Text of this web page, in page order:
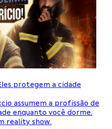
protegem a cidade
assumem a profissão de
enquanto você dorme.
reality show.